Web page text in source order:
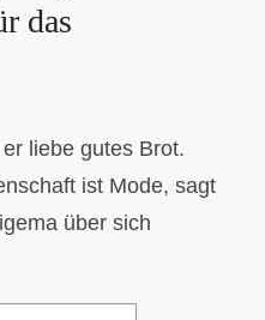
das
liebe gutes Brot.
ist Mode, sagt
über sich